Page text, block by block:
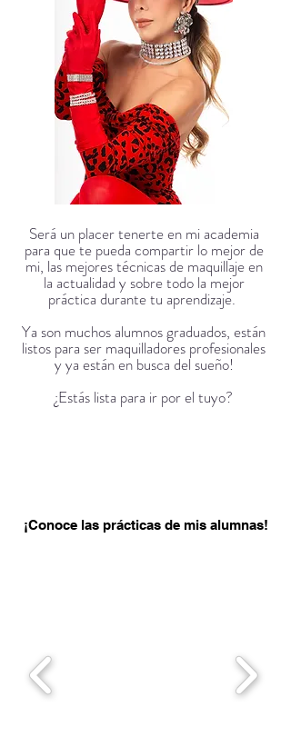
Será un placer tenerte en mi academia
para que te pueda compartir lo mejor de
mi, las mejores técnicas de maquillaje en
la actualidad y sobre todo la mejor
práctica durante tu aprendizaje.
Ya son muchos alumnos graduados, están
listos para ser maquilladores profesionales
y ya están en busca del sueño!
¿Estás lista para ir por el tuyo?
¡Conoce las prácticas de mis alumnas!